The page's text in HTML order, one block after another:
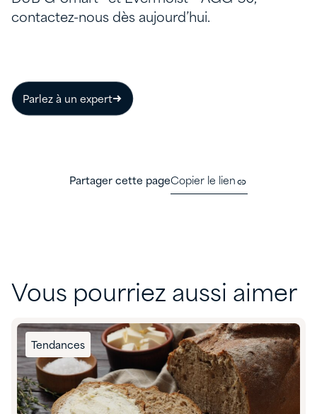
contactez-nous dès aujourd’hui.
Parlez à un expert
Partager cette pageCopier le lien
Vous pourriez aussi aimer
Tendances